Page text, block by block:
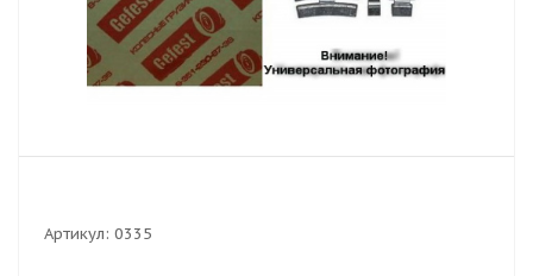
Артикул: 0335